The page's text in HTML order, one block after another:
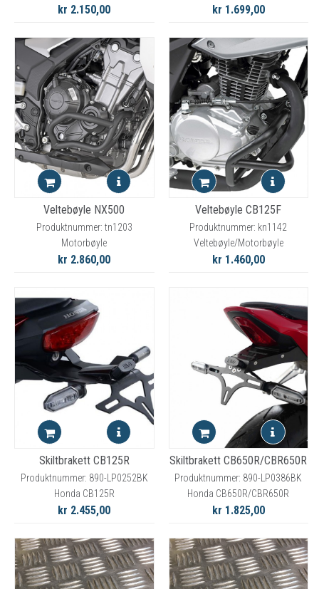
kr 2.150,00 kr 1.699,00
Veltebøyle NX500
Produktnummer: tn1203
Motorbøyle
kr 2.860,00
Veltebøyle CB125F
Produktnummer: kn1142
Veltebøyle/Motorbøyle
kr 1.460,00
Skiltbrakett CB125R
Produktnummer: 890-LP0252BK
Honda CB125R
kr 2.455,00
Skiltbrakett CB650R/CBR650R
Produktnummer: 890-LP0386BK
Honda CB650R/CBR650R
kr 1.825,00